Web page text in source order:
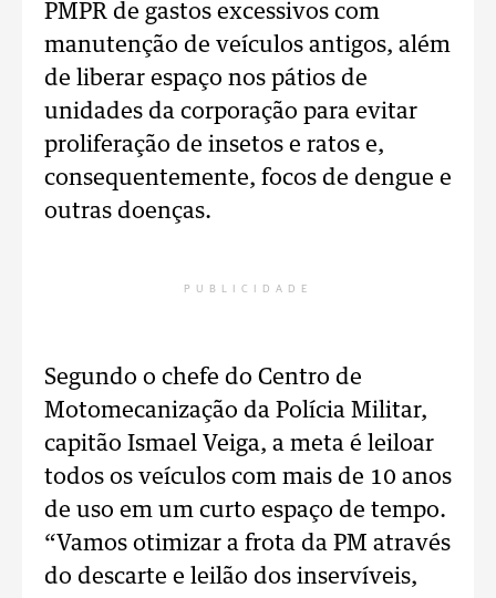
PMPR de gastos excessivos com
manutenção de veículos antigos, além
de liberar espaço nos pátios de
unidades da corporação para evitar
proliferação de insetos e ratos e,
consequentemente, focos de dengue e
outras doenças.
PUBLICIDADE
Segundo o chefe do Centro de
Motomecanização da Polícia Militar,
capitão Ismael Veiga, a meta é leiloar
todos os veículos com mais de 10 anos
de uso em um curto espaço de tempo.
“Vamos otimizar a frota da PM através
do descarte e leilão dos inservíveis,